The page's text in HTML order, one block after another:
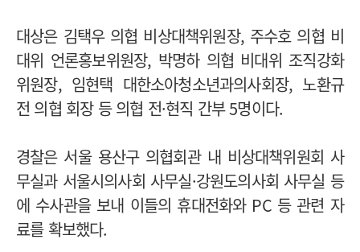
대상은 김택우 의협 비상대책위원장, 주수호 의협 비
대위 언론홍보위원장, 박명하 의협 비대위 조직강화
위원장, 임현택 대한소아청소년과의사회장, 노환규
전 의협 회장 등 의협 전·현직 간부 5명이다.
경찰은 서울 용산구 의협회관 내 비상대책위원회 사
무실과 서울시의사회 사무실·강원도의사회 사무실 등
에 수사관을 보내 이들의 휴대전화와 PC 등 관련 자
료를 확보했다.